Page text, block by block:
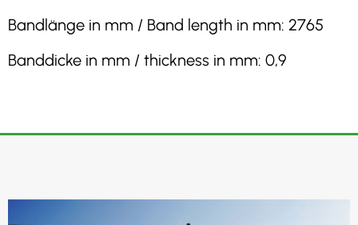
Bandlänge in mm / Band length in mm: 2765
Banddicke in mm / thickness in mm: 0,9